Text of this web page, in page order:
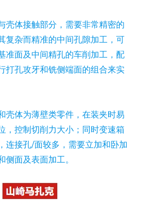
壳体接触部分，需要非常精密的
复杂而精准的中间孔隙加工，可
准面及中间精孔的车削加工，配
打孔攻牙和铣侧端面的组合来实
壳体为薄壁类零件，在装夹时易
，控制切削力大小；同时变速箱
连接孔/面较多，需要立加和卧加
面及表面加工。